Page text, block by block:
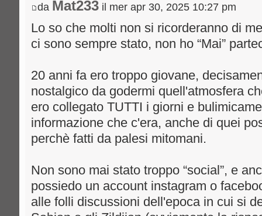
da Mat233 il mer apr 30, 2025 10:27 pm
Lo so che molti non si ricorderanno di
ci sono sempre stato, non ho “Mai”
20 anni fa ero troppo giovane,
nostalgico da godermi quell'atmosfera
ero collegato TUTTI i giorni e
informazione che c'era, anche di quei
perchè fatti da palesi mitomani.
Non sono mai stato troppo “social”, e
possiedo un account instagram o
alle folli discussioni dell'epoca in cui si